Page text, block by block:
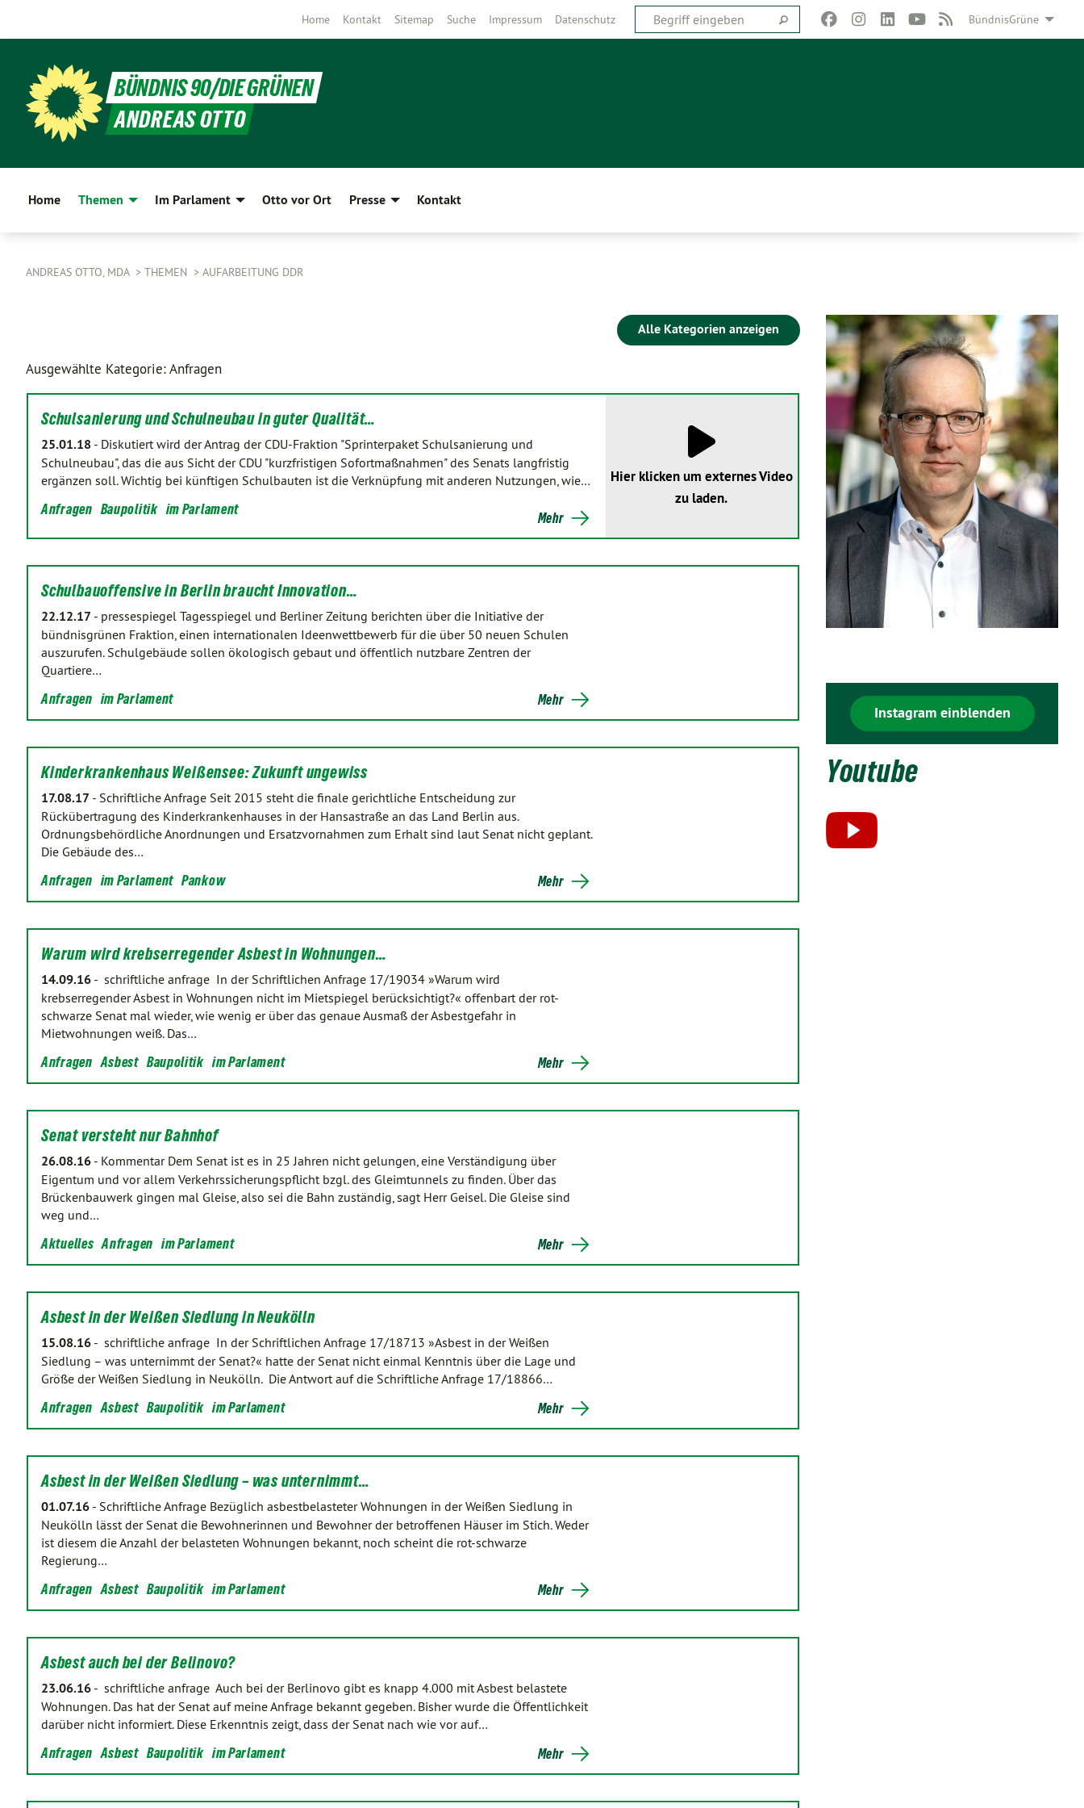
BündnisGrüne
Home Kontakt Sitemap Suche Impressum Datenschutz
BÜNDNIS 90/DIE GRÜNEN
ANDREAS OTTO
Home Themen Im Parlament Otto vor Ort Presse Kontakt
ANDREAS OTTO, MDA THEMEN AUFARBEITUNG DDR
Alle Kategorien anzeigen
Ausgewählte Kategorie: Anfragen
Schulsanierung und Schulneubau in guter Qualität…
25.01.18 - Diskutiert wird der Antrag der CDU-Fraktion "Sprinterpaket Schulsanierung und
Schulneubau", das die aus Sicht der CDU "kurzfristigen Sofortmaßnahmen" des Senats langfristig
ergänzen soll. Wichtig bei künftigen Schulbauten ist die Verknüpfung mit anderen Nutzungen, wie…
Anfragen Baupolitik im Parlament
Mehr
Hier klicken um externes Video
zu laden.
Schulbauoffensive in Berlin braucht Innovation…
22.12.17 - pressespiegel Tagesspiegel und Berliner Zeitung berichten über die Initiative der
bündnisgrünen Fraktion, einen internationalen Ideenwettbewerb für die über 50 neuen Schulen
auszurufen. Schulgebäude sollen ökologisch gebaut und öffentlich nutzbare Zentren der
Quartiere…
Anfragen im Parlament Mehr
Kinderkrankenhaus Weißensee: Zukunft ungewiss
17.08.17 - Schriftliche Anfrage Seit 2015 steht die finale gerichtliche Entscheidung zur
Rückübertragung des Kinderkrankenhauses in der Hansastraße an das Land Berlin aus.
Ordnungsbehördliche Anordnungen und Ersatzvornahmen zum Erhalt sind laut Senat nicht geplant.
Die Gebäude des…
Anfragen im Parlament Pankow Mehr
Warum wird krebserregender Asbest in Wohnungen…
14.09.16 - schriftliche anfrage In der Schriftlichen Anfrage 17/19034 »Warum wird
krebserregender Asbest in Wohnungen nicht im Mietspiegel berücksichtigt?« offenbart der rot-
schwarze Senat mal wieder, wie wenig er über das genaue Ausmaß der Asbestgefahr in
Mietwohnungen weiß. Das…
Anfragen Asbest Baupolitik im Parlament Mehr
Senat versteht nur Bahnhof
26.08.16 - Kommentar Dem Senat ist es in 25 Jahren nicht gelungen, eine Verständigung über
Eigentum und vor allem Verkehrssicherungspflicht bzgl. des Gleimtunnels zu finden. Über das
Brückenbauwerk gingen mal Gleise, also sei die Bahn zuständig, sagt Herr Geisel. Die Gleise sind
weg und…
Aktuelles Anfragen im Parlament Mehr
Asbest in der Weißen Siedlung in Neukölln
15.08.16 - schriftliche anfrage In der Schriftlichen Anfrage 17/18713 »Asbest in der Weißen
Siedlung – was unternimmt der Senat?« hatte der Senat nicht einmal Kenntnis über die Lage und
Größe der Weißen Siedlung in Neukölln. Die Antwort auf die Schriftliche Anfrage 17/18866…
Anfragen Asbest Baupolitik im Parlament Mehr
Asbest in der Weißen Siedlung – was unternimmt…
01.07.16 - Schriftliche Anfrage Bezüglich asbestbelasteter Wohnungen in der Weißen Siedlung in
Neukölln lässt der Senat die Bewohnerinnen und Bewohner der betroffenen Häuser im Stich. Weder
ist diesem die Anzahl der belasteten Wohnungen bekannt, noch scheint die rot-schwarze
Regierung…
Anfragen Asbest Baupolitik im Parlament Mehr
Asbest auch bei der Belinovo?
23.06.16 - schriftliche anfrage Auch bei der Berlinovo gibt es knapp 4.000 mit Asbest belastete
Wohnungen. Das hat der Senat auf meine Anfrage bekannt gegeben. Bisher wurde die Öffentlichkeit
darüber nicht informiert. Diese Erkenntnis zeigt, dass der Senat nach wie vor auf…
Anfragen Asbest Baupolitik im Parlament Mehr
Instagram einblenden
Youtube